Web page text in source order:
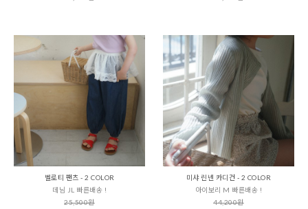
벨로티 팬츠 - 2 COLOR
데님 JL 빠른배송 !
25,500원
미샤 린넨 카디건 - 2 COLOR
아이보리 M 빠른배송 !
44,200원